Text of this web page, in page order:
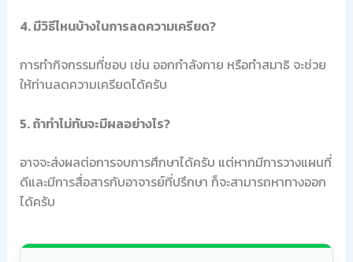
4. มีวิธีไหนบ้างในการลดความเครียด?
การทำกิจกรรมที่ชอบ เช่น ออกกำลังกาย หรือทำสมาธิ จะช่วย
ให้ท่านลดความเครียดได้ครับ
5. ถ้าทำไม่ทันจะมีผลอย่างไร?
อาจจะส่งผลต่อการจบการศึกษาได้ครับ แต่หากมีการวางแผนที่
ดีและมีการสื่อสารกับอาจารย์ที่ปรึกษา ก็จะสามารถหาทางออก
ได้ครับ